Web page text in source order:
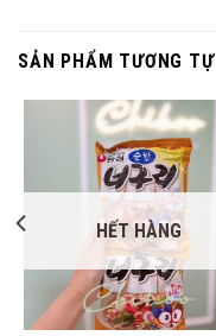
SẢN PHẨM TƯƠNG TỰ
HẾT HÀNG